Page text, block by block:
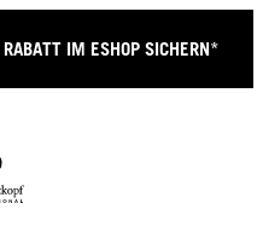
IM ESHOP SICHERN*